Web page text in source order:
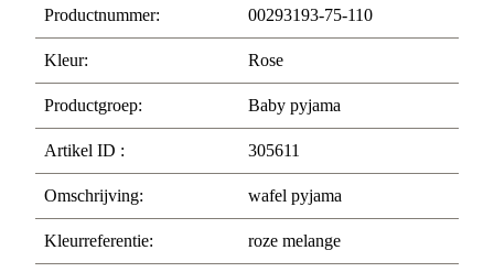
Productnummer: 00293193-75-110
Kleur: Rose
Productgroep: Baby pyjama
Artikel ID : 305611
Omschrijving: wafel pyjama
Kleurreferentie: roze melange